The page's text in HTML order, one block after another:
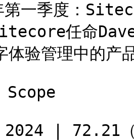
一季度：
任命
体验管理中的产
2024 | 72.21